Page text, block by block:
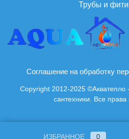
Трубы и
Соглашение на обработку
Copyright 2012-2025 ©Акватепло
сантехники. Все
ИЗБРАННОЕ 0